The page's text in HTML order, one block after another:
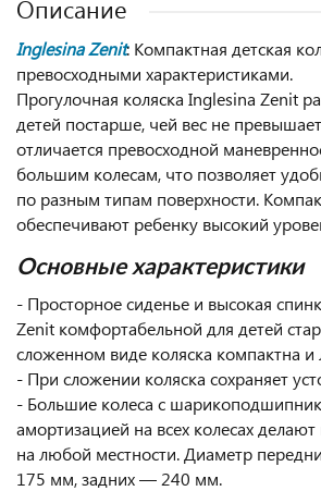
Описание
Inglesina Zenit: Компактная детская
превосходными характеристиками.
Прогулочная коляска Inglesina Zenit
детей постарше, чей вес не
отличается превосходной
большим колесам, что позволяет
по разным типам поверхности.
обеспечивают ребенку высокий
Основные характеристики
- Просторное сиденье и высокая
Zenit комфортабельной для детей
сложенном виде коляска компактна и
- При сложении коляска сохраняет
- Большие колеса с
амортизацией на всех колесах
на любой местности. Диаметр
175 мм, задних — 240 мм.